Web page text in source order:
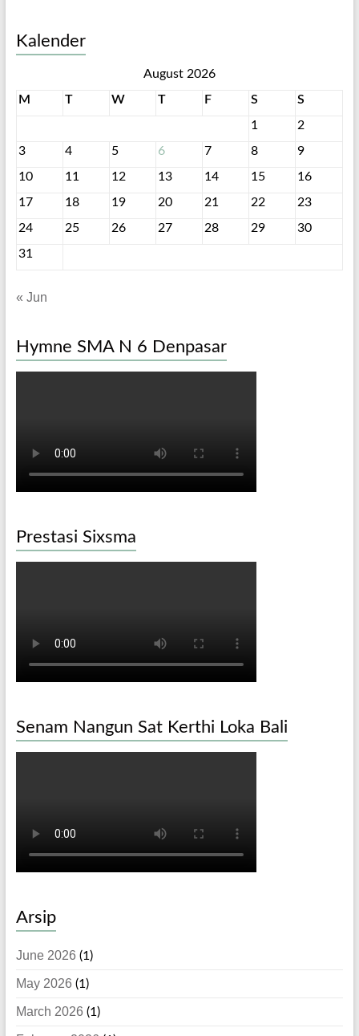
Kalender
August 2026
M
T W T F S
S
1
2
3
4 5 6 7 8
9
10
11 12 13 14 15
16
17
18 19 20 21 22
23
24
25 26 27 28 29
30
31
« Jun
Hymne SMA N 6 Denpasar
Prestasi Sixsma
Senam Nangun Sat Kerthi Loka Bali
Arsip
June 2026 (1)
May 2026 (1)
March 2026 (1)